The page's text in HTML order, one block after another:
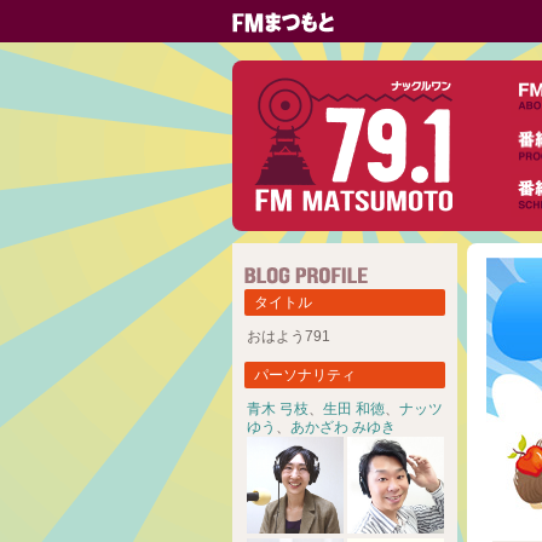
タイトル
おはよう791
パーソナリティ
青木 弓枝、 生田 和徳、 ナッツ
ゆう 、 あかざわ みゆき